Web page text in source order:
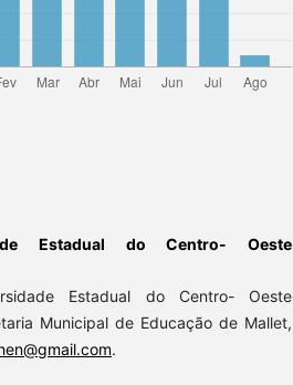
Estadual do Centro- Oeste
Estadual do Centro- Oeste
Municipal de Educação de Mallet,
.